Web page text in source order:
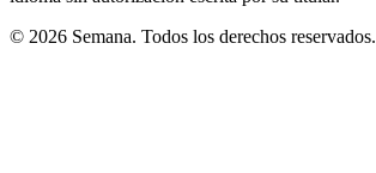
© 2026 Semana. Todos los derechos reservados.